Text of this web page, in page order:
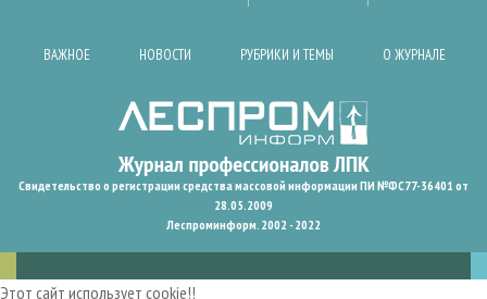
ВАЖНОЕ НОВОСТИ РУБРИКИ И ТЕМЫ О ЖУРНАЛЕ
Свидетельство о регистрации средства массовой информации ПИ №ФС77-36401 от
28.05.2009
Леспроминформ. 2002 - 2022
Этот сайт использует cookie!!